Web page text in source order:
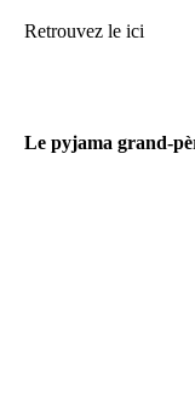
Retrouvez le ici
Le pyjama grand-